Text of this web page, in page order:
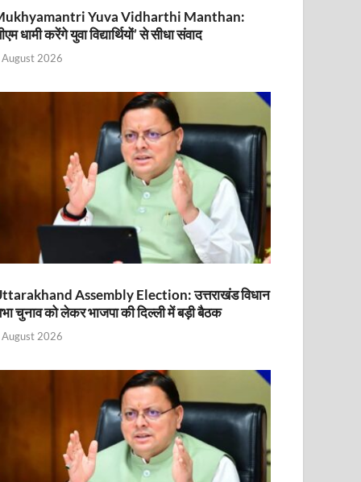
Yuva Vidharthi Manthan:
धामी करेंगे युवा विद्यार्थियों’ से सीधा संवाद
2026
Assembly Election: उत्तराखंड विधान
चुनाव को लेकर भाजपा की दिल्ली में बड़ी बैठक
August 2026